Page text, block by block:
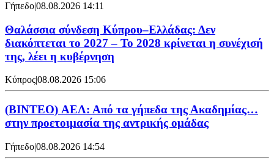
Γήπεδο|08.08.2026 14:11
Θαλάσσια σύνδεση Κύπρου–Ελλάδας: Δεν
διακόπτεται το 2027 – Το 2028 κρίνεται η συνέχισή
της, λέει η κυβέρνηση
Κύπρος|08.08.2026 15:06
(BINTEO) ΑΕΛ: Από τα γήπεδα της Ακαδημίας…
στην προετοιμασία της αντρικής ομάδας
Γήπεδο|08.08.2026 14:54